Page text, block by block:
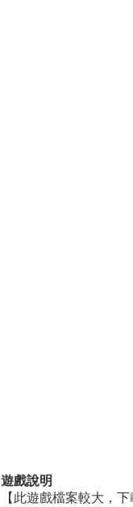
遊戲說明
【此遊戲檔案較大，